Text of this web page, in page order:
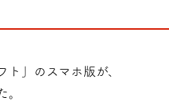
」のスマホ版が、
。